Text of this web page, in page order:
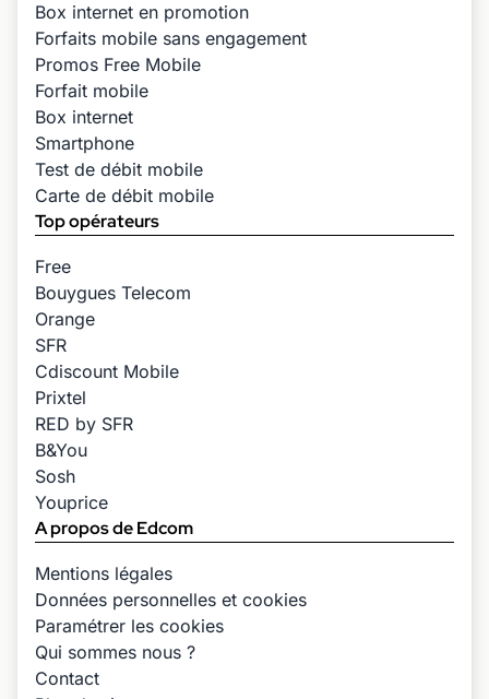
Box internet en promotion
Forfaits mobile sans engagement
Promos Free Mobile
Forfait mobile
Box internet
Smartphone
Test de débit mobile
Carte de débit mobile
Top opérateurs
Free
Bouygues Telecom
Orange
SFR
Cdiscount Mobile
Prixtel
RED by SFR
B&You
Sosh
Youprice
A propos de Edcom
Mentions légales
Données personnelles et cookies
Paramétrer les cookies
Qui sommes nous ?
Contact